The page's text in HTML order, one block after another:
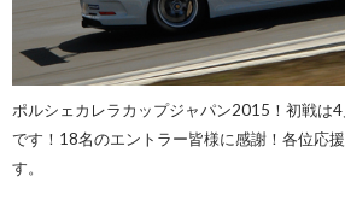
ポルシェカレラカップジャパン2015！初戦は
です！18名のエントラー皆様に感謝！各位応
す。